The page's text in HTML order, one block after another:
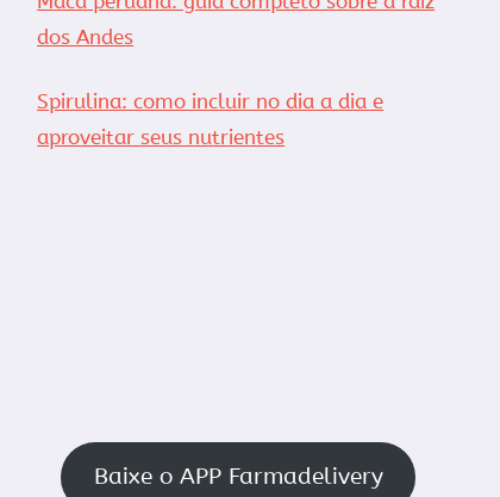
dos Andes
Spirulina: como incluir no dia a dia e
aproveitar seus nutrientes
Baixe o APP Farmadelivery